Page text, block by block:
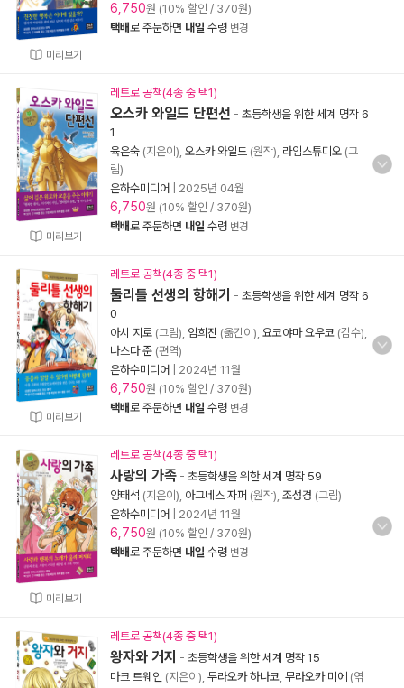
미리보기
6,750원 (10% 할인 / 370원)
택배로 주문하면 내일 수령 변경
미리보기
레트로 공책(4종 중 택1)
오스카 와일드 단편선 - 초등학생을 위한 세계 명작 6
1
육은숙 (지은이), 오스카 와일드 (원작), 라임스튜디오 (그
림)
은하수미디어
2025년 04월
6,750원 (10% 할인 / 370원)
택배로 주문하면 내일 수령 변경
미리보기
레트로 공책(4종 중 택1)
둘리틀 선생의 항해기 - 초등학생을 위한 세계 명작 6
0
아시 지로 (그림), 임희진 (옮긴이), 요코야마 요우코 (감수),
나스다 준 (편역)
은하수미디어
2024년 11월
6,750원 (10% 할인 / 370원)
택배로 주문하면 내일 수령 변경
미리보기
레트로 공책(4종 중 택1)
사랑의 가족 - 초등학생을 위한 세계 명작 59
양태석 (지은이), 아그네스 자퍼 (원작), 조성경 (그림)
은하수미디어
2024년 11월
6,750원 (10% 할인 / 370원)
택배로 주문하면 내일 수령 변경
레트로 공책(4종 중 택1)
왕자와 거지 - 초등학생을 위한 세계 명작 15
마크 트웨인 (지은이), 무라오카 하나코 무라오카 미에 (엮